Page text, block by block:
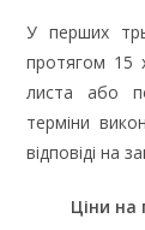
У перших
протягом 15
листа або
терміни
відповіді на
Ціни на